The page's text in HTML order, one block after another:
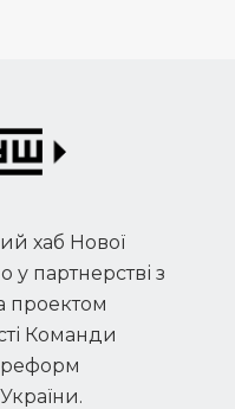
хаб Нової
у партнерстві з
проектом
Команди
реформ